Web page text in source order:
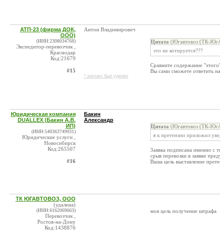
АТП-23 (фирма ДОК,
ООО)
(ИНН:2308034768)
Экспедитор-перевозчик ,
Краснодар
Код:21679
#15
Антон Владимирович
* контакт был удален
Цитата (Югавтовоз (ТК-
это не котируется???
Сравните содержание
Вы сами сможете ответить
Юридическая компания
DUALLEX (Бакин А.В.
ИП)
(ИНН:540363749931)
Юридические услуги ,
Новосибирск
Код:265507
#16
Бакин
Александр
Цитата (Югавтовоз (ТК-
я к претензии приложил
Заявка подписана именно с
срыв перевозки в заявке
Ваша цель выставление
ТК ЮГАВТОВОЗ, ООО
(удалена)
(ИНН:6162069663)
Перевозчик ,
Ростов-на-Дону
Код:1438876
моя цель получение штрафа